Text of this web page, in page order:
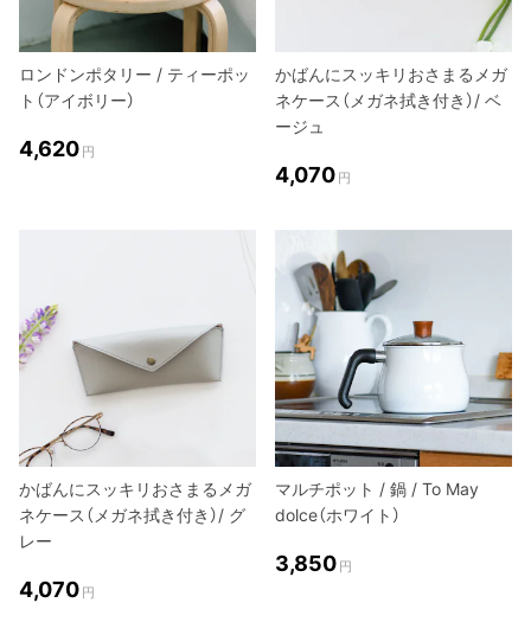
ロンドンポタリー / ティーポッ
ト（アイボリー）
4,620 円
かばんにスッキリおさまるメガ
ネケース（メガネ拭き付き）/ ベ
ージュ
4,070 円
かばんにスッキリおさまるメガ
ネケース（メガネ拭き付き）/ グ
レー
4,070 円
マルチポット / 鍋 / To May
dolce（ホワイト）
3,850 円